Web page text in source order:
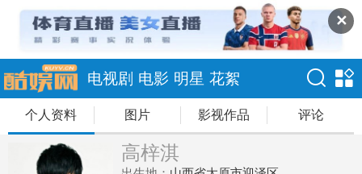
✕
电视剧 电影 明星 花絮
个人资料 图片 影视作品 评论
高梓淇